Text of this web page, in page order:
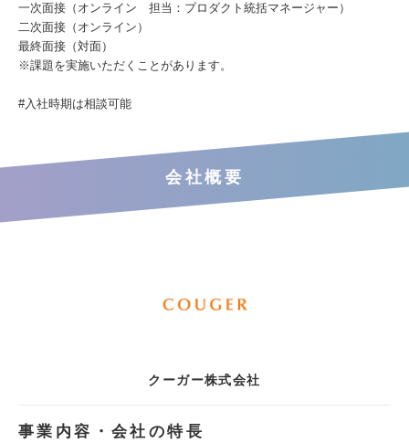
一次面接（オンライン 担当：プロダクト統括マネージャー）
二次面接（オンライン）
最終面接（対面）
※課題を実施いただくことがあります。
#入社時期は相談可能
会社概要
クーガー株式会社
事業内容・会社の特長